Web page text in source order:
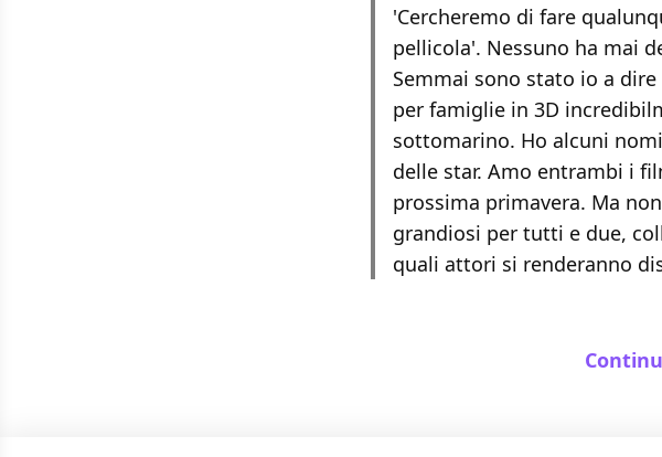
'Cercheremo di fare
pellicola'. Nessuno ha mai
Semmai sono stato io a
per famiglie in 3D
sottomarino. Ho alcuni
delle star. Amo entrambi i
prossima primavera. Ma
grandiosi per tutti e due,
quali attori si renderanno